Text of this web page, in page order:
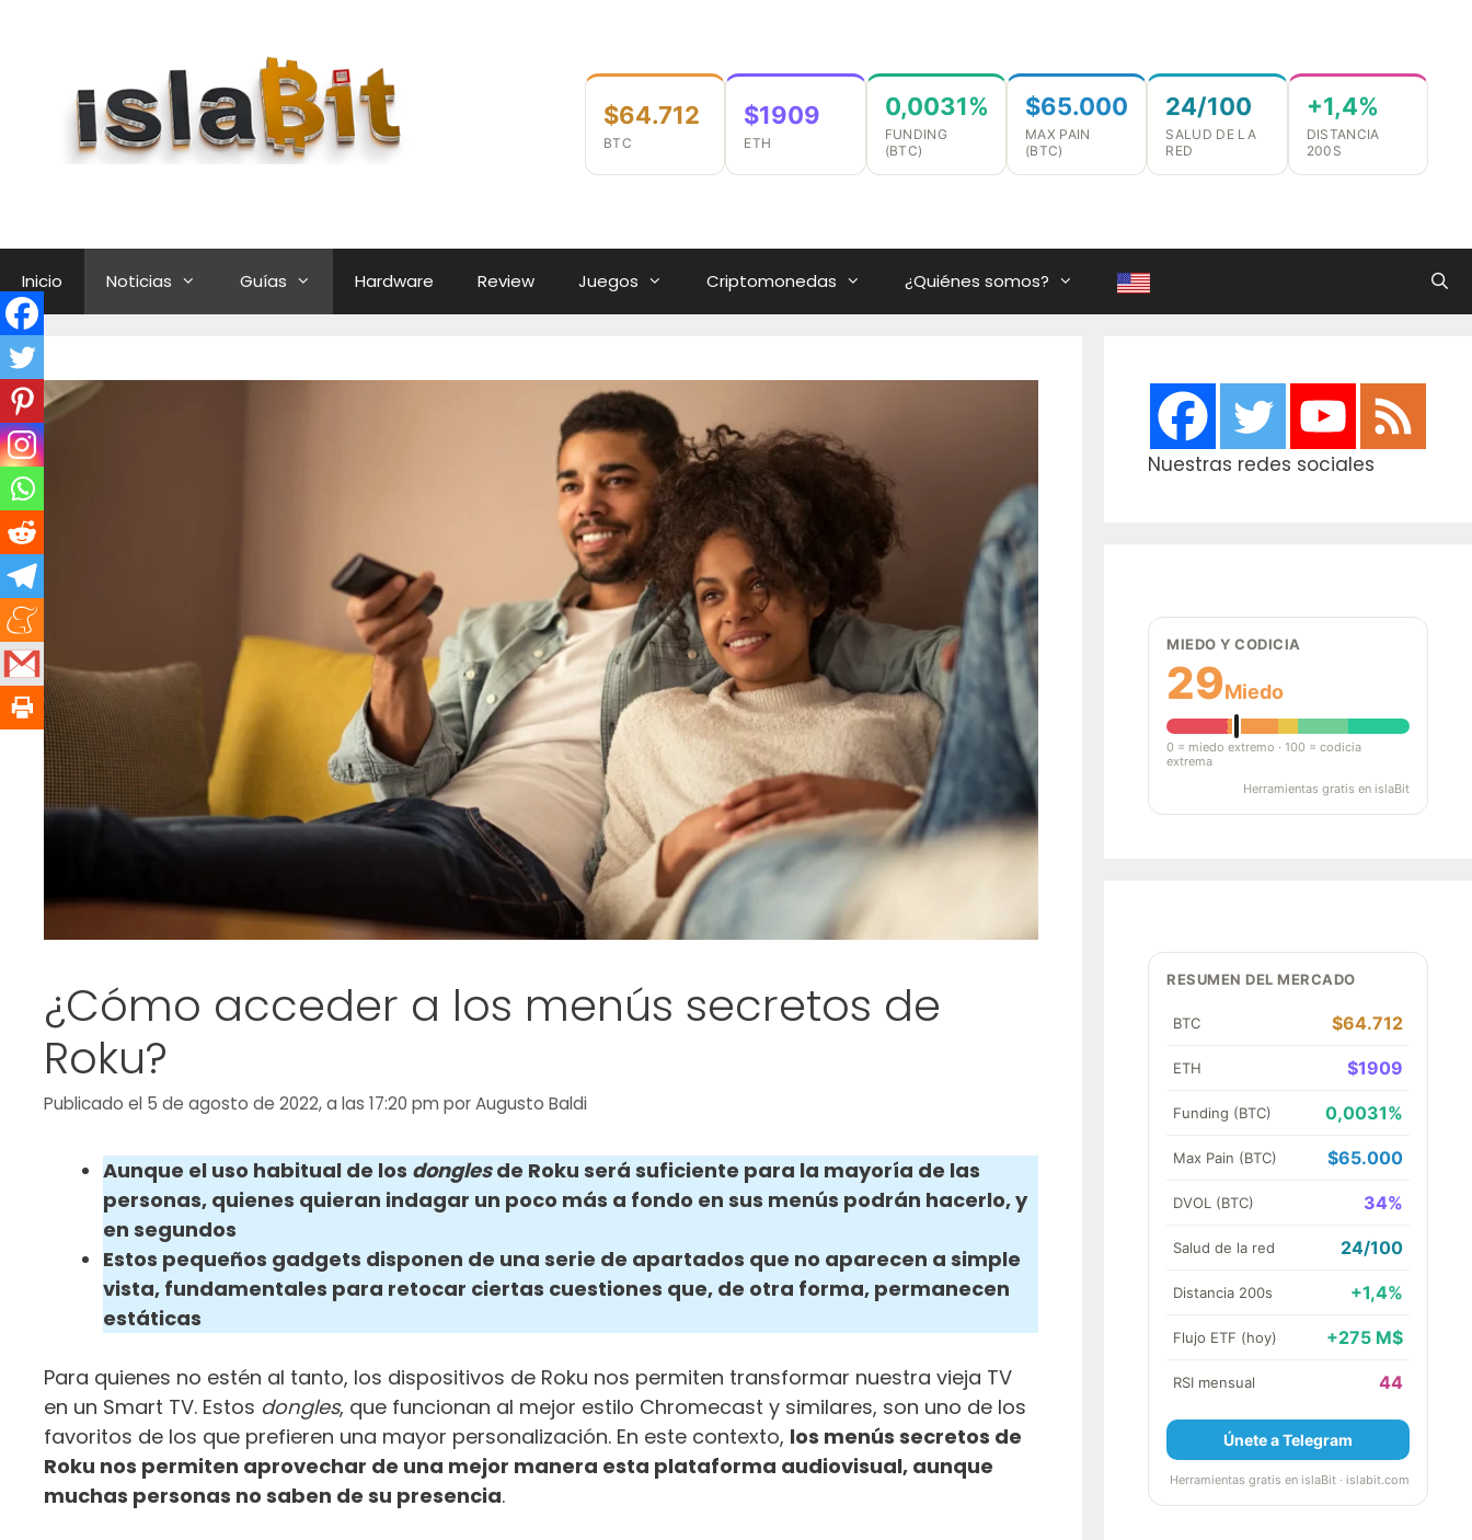
$64.712
BTC
$1909
ETH
0,0031%
FUNDING
(BTC)
$65.000
MAX PAIN
(BTC)
24/100
SALUD DE LA
RED
+1,4%
DISTANCIA
200S
Inicio Noticias Guías Hardware Review Juegos Criptomonedas ¿Quiénes somos?
¿Cómo acceder a los menús secretos de
Roku?
Publicado el 5 de agosto de 2022, a las 17:20 pm porAugusto Baldi
Aunque el uso habitual de los donglesde Roku será suficiente para la mayoría de las
personas, quienes quieran indagar un poco más a fondo en sus menús podrán hacerlo, y
en segundos
Estos pequeños gadgets disponen de una serie de apartados que no aparecen a simple
vista, fundamentales para retocar ciertas cuestiones que, de otra forma, permanecen
estáticas
Para quienes no estén al tanto, los dispositivos de Roku nos permiten transformar nuestra vieja TV
en un Smart TV. Estos dongles, que funcionan al mejor estilo Chromecast y similares, son uno de los
favoritos de los que prefieren una mayor personalización. En este contexto, los menús secretos de
Roku nos permiten aprovechar de una mejor manera esta plataforma audiovisual, aunque
muchas personas no saben de su presencia.
Nuestras redes sociales
MIEDO Y CODICIA
29Miedo
0 = miedo extremo · 100 = codicia
extrema
Herramientas gratis en islaBit
RESUMEN DEL MERCADO
BTC $64.712
ETH $1909
Funding (BTC) 0,0031%
Max Pain (BTC) $65.000
DVOL (BTC) 34%
Salud de la red 24/100
Distancia 200s +1,4%
Flujo ETF (hoy) +275 M$
RSI mensual 44
Únete a Telegram
Herramientas gratis en islaBit · islabit.com